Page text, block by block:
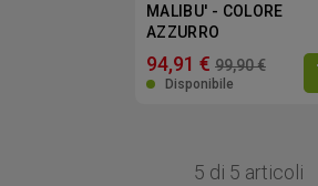
MALIBU' - COLORE
AZZURRO
94,91 € 99,90 €
Disponibile
5 di 5 articoli